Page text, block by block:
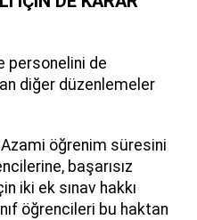
personelini de
diğer düzenlemeler
Azami öğrenim süresini
başarısız
iki ek sınav hakkı
öğrencileri bu haktan